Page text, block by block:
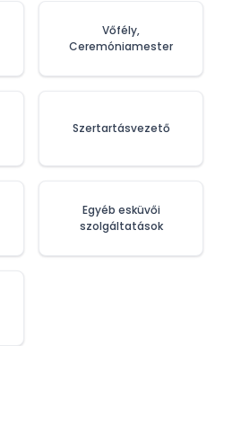
Vőfély,
Ceremóniamester
Szertartásvezető
Egyéb esküvői
szolgáltatások